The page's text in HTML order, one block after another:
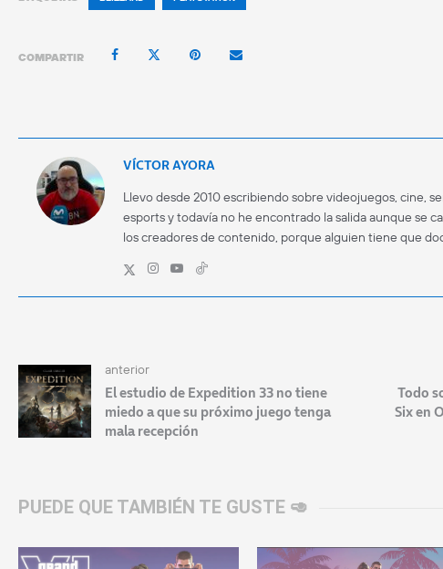
COMPARTIR
VÍCTOR AYORA
Llevo desde 2010 escribiendo sobre videojuegos, cine,
esports y todavía no he encontrado la salida aunque se
los creadores de contenido, porque alguien tiene que
anterior
El estudio de Expedition 33 no tiene
miedo a que su próximo juego tenga
mala recepción
Todo
Six en
PUEDE QUE TAMBIÉN TE GUSTE 🥑